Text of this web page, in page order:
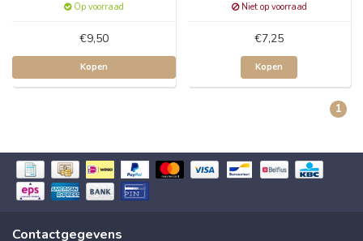
Op voorraad
€9,50
Kopen
Niet op voorraad
€7,25
Kopen
1
Contactgegevens